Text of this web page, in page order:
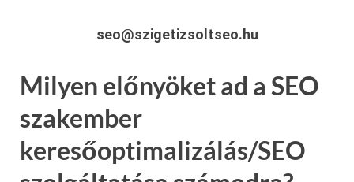
seo@szigetizsoltseo.hu
Milyen előnyöket ad a SEO
szakember
keresőoptimalizálás/SEO